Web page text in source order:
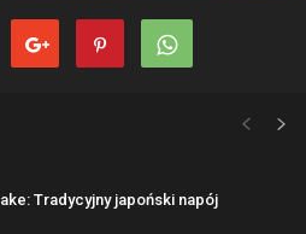
Tradycyjny japoński napój